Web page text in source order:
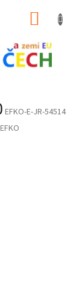
EFKO-E-JR-54514
EFKO